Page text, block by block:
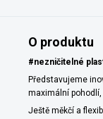
O produktu
#nezničitelné
Představujeme
maximální
Ještě měkčí a